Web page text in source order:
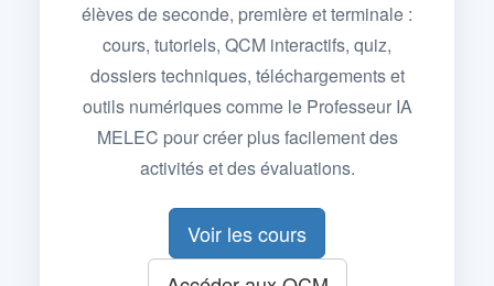
élèves de seconde, première et terminale :
cours, tutoriels, QCM interactifs, quiz,
dossiers techniques, téléchargements et
outils numériques comme le Professeur IA
MELEC pour créer plus facilement des
activités et des évaluations.
Voir les cours